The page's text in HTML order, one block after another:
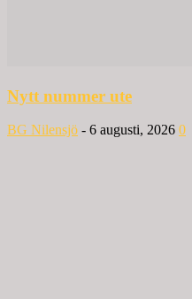
Nytt nummer ute
BG Nilensjö - 6 augusti, 2026 0